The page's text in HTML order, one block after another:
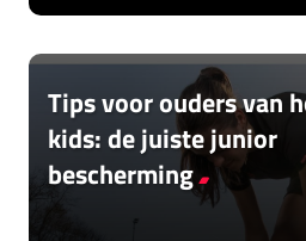
Tips voor ouders van
kids: de juiste junior
bescherming
Om te voorkomen dat je kind